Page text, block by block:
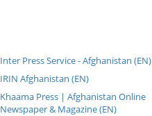
Inter Press Service - Afghanistan (EN)
IRIN Afghanistan (EN)
Khaama Press | Afghanistan Online
Newspaper & Magazine (EN)